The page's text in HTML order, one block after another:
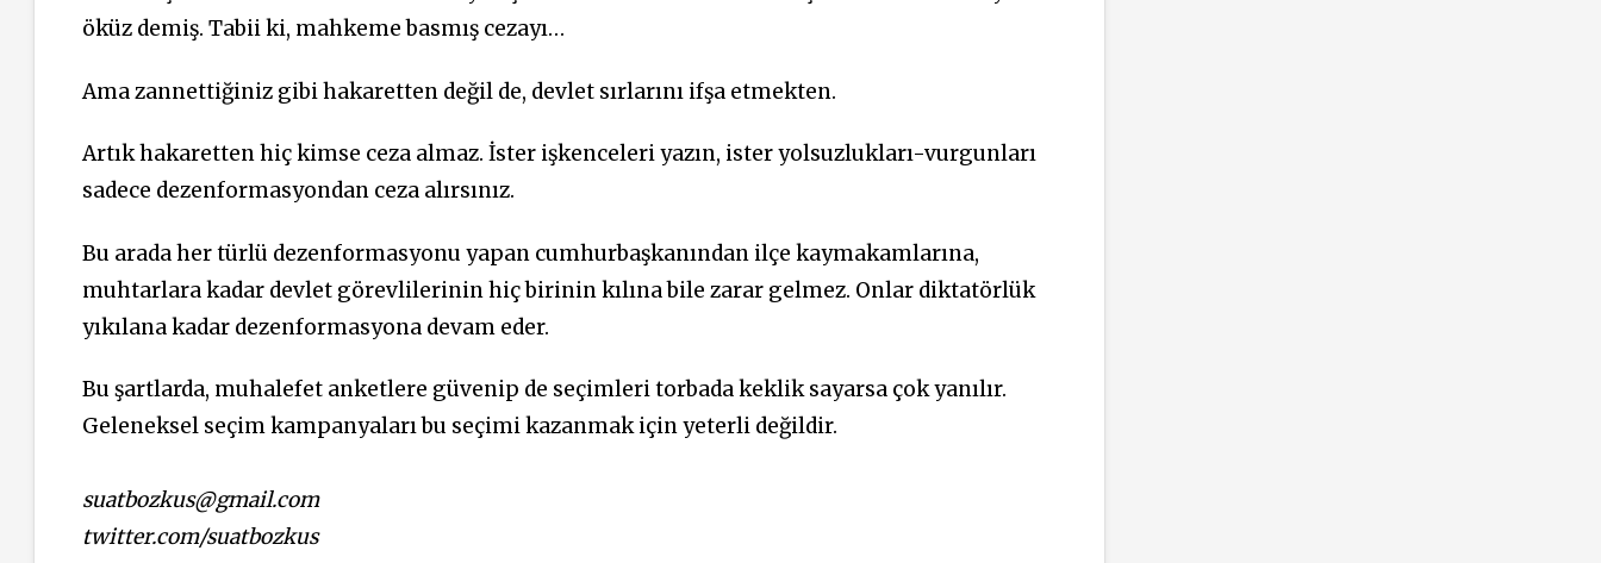
öküz demiş. Tabii ki, mahkeme basmış cezayı…
Ama zannettiğiniz gibi hakaretten değil de, devlet sırlarını ifşa etmekten.
Artık hakaretten hiç kimse ceza almaz. İster işkenceleri yazın, ister yolsuzlukları-vurgunları
sadece dezenformasyondan ceza alırsınız.
Bu arada her türlü dezenformasyonu yapan cumhurbaşkanından ilçe kaymakamlarına,
muhtarlara kadar devlet görevlilerinin hiç birinin kılına bile zarar gelmez. Onlar diktatörlük
yıkılana kadar dezenformasyona devam eder.
Bu şartlarda, muhalefet anketlere güvenip de seçimleri torbada keklik sayarsa çok yanılır.
Geleneksel seçim kampanyaları bu seçimi kazanmak için yeterli değildir.
suatbozkus@gmail.com
twitter.com/suatbozkus